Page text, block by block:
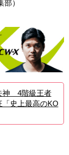
）
神 4階級王者
史上最高のKO